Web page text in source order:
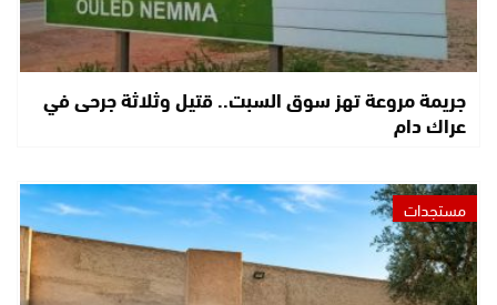
جريمة مروعة تهز سوق السبت.. قتيل وثلاثة جرحى في
عراك دام
مستجدات